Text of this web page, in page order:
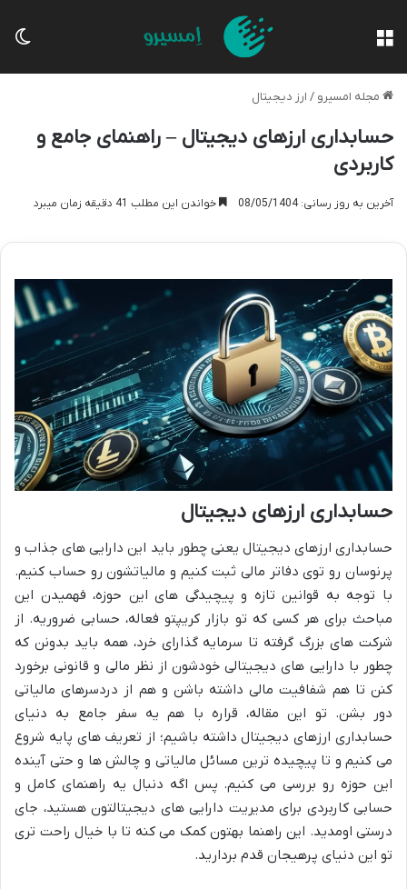
مجله امسیرو / ارز دیجیتال
حسابداری ارزهای دیجیتال – راهنمای جامع و
کاربردی
آخرین به روز رسانی: 08/05/1404 خواندن این مطلب 41 دقیقه زمان میبرد
حسابداری ارزهای دیجیتال
حسابداری ارزهای دیجیتال یعنی چطور باید این دارایی های جذاب و
پرنوسان رو توی دفاتر مالی ثبت کنیم و مالیاتشون رو حساب کنیم.
با توجه به قوانین تازه و پیچیدگی های این حوزه، فهمیدن این
مباحث برای هر کسی که تو بازار کریپتو فعاله، حسابی ضروریه. از
شرکت های بزرگ گرفته تا سرمایه گذارای خرد، همه باید بدونن که
چطور با دارایی های دیجیتالی خودشون از نظر مالی و قانونی برخورد
کنن تا هم شفافیت مالی داشته باشن و هم از دردسرهای مالیاتی
دور بشن. تو این مقاله، قراره با هم یه سفر جامع به دنیای
حسابداری ارزهای دیجیتال داشته باشیم؛ از تعریف های پایه شروع
می کنیم و تا پیچیده ترین مسائل مالیاتی و چالش ها و حتی آینده
این حوزه رو بررسی می کنیم. پس اگه دنبال یه راهنمای کامل و
حسابی کاربردی برای مدیریت دارایی های دیجیتالتون هستید، جای
درستی اومدید. این راهنما بهتون کمک می کنه تا با خیال راحت تری
تو این دنیای پرهیجان قدم بردارید.